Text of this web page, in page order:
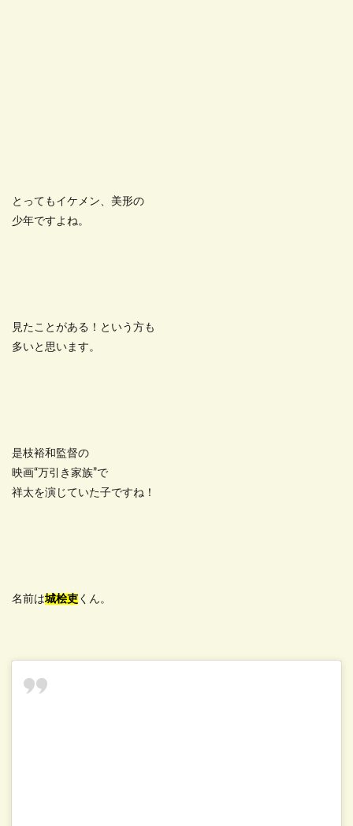
とってもイケメン、美形の
少年ですよね。
見たことがある！という方も
多いと思います。
是枝裕和監督の
映画“万引き家族”で
祥太を演じていた子ですね！
名前は城桧吏 くん。